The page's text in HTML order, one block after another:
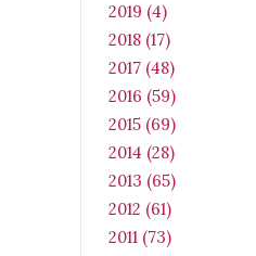
2019 (4)
2018 (17)
2017 (48)
2016 (59)
2015 (69)
2014 (28)
2013 (65)
2012 (61)
2011 (73)